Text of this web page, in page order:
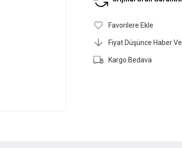
Favorilere Ekle
Fiyat Düşünce Haber
Kargo Bedava